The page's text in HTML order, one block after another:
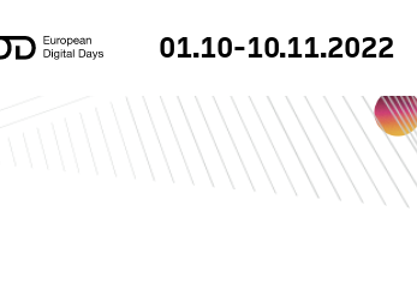
01.10-10.11.2022